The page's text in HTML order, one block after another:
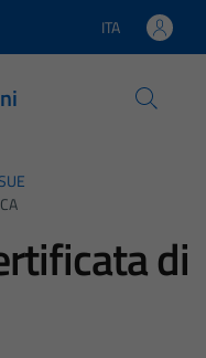
Lingua attiva:
ITA
di